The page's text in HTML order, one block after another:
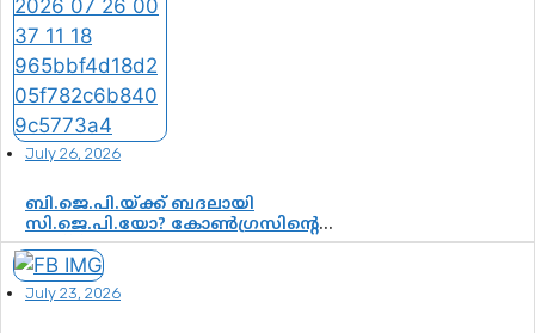
July 26, 2026
ബി.ജെ.പി.യ്ക്ക് ബദലായി
സി.ജെ.പി.യോ? കോൺഗ്രസിന്റെ
രാഷ്ട്രീയ ഇടം കൈവശപ്പെടുത്താൻ
സിജെപി ഉയർന്നുകഴിഞ്ഞോ? ഇന്ത്യൻ
രാഷ്ട്രീയത്തിലെ പുതിയ വഴിത്തിരിവ്
July 23, 2026